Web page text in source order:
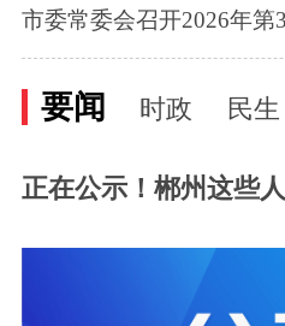
市委常委会召开2026年第
要闻 时政 民生
正在公示！郴州这些